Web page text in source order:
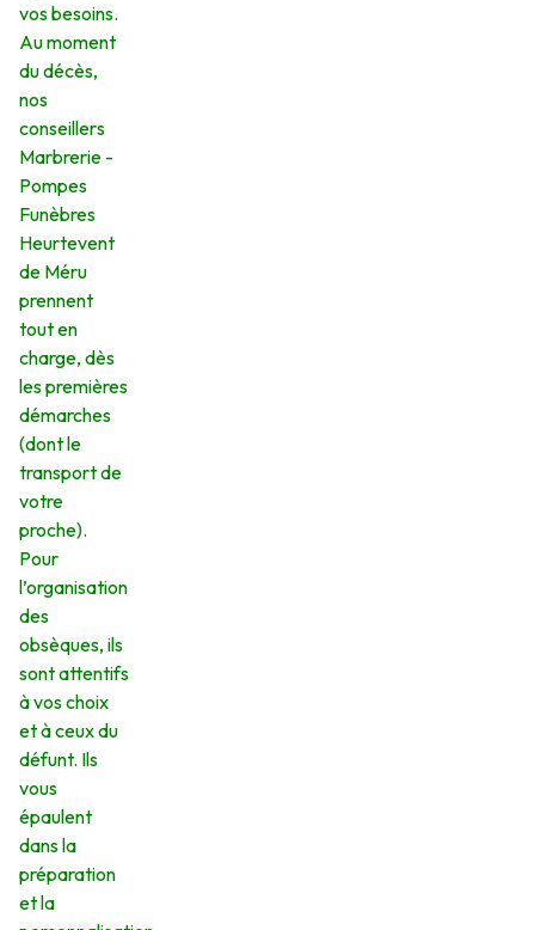
vos besoins.
Au moment
du décès,
nos
conseillers
Marbrerie -
Pompes
Funèbres
Heurtevent
de Méru
prennent
tout en
charge, dès
les premières
démarches
(dont le
transport de
votre
proche).
Pour
l’organisation
des
obsèques, ils
sont attentifs
à vos choix
et à ceux du
défunt. Ils
vous
épaulent
dans la
préparation
et la